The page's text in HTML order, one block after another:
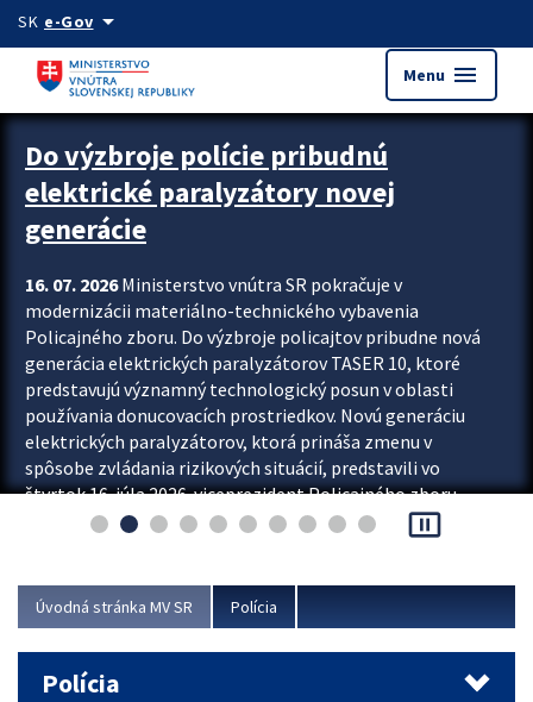
Preskocit na hlavný obsah
SK e-Govarrow_drop_down
Menu menu
Zastavit automatický posun upútavok
Do výzbroje polície pribudnú
elektrické paralyzátory novej
generácie
16. 07. 2026Ministerstvo vnútra SR pokračuje v
modernizácii materiálno-technického vybavenia
Policajného zboru. Do výzbroje policajtov pribudne nová
generácia elektrických paralyzátorov TASER 10, ktoré
predstavujú významný technologický posun v oblasti
používania donucovacích prostriedkov. Novú generáciu
elektrických paralyzátorov, ktorá prináša zmenu v
spôsobe zvládania rizikových situácií, predstavili vo
štvrtok 16. júla 2026 viceprezident Policajného zboru
Rastislav Polakovič a riaditeľ odboru výcviku...
pause_presentation
Úvodná stránka MV SR Polícia
Polícia